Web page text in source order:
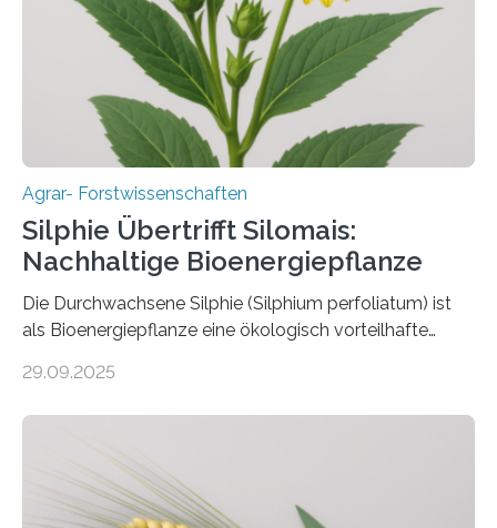
Gießen (JLU) erforscht die Arbeitsgruppe von Prof. Dr.
Marc F. Schetelig am Institut für
Insektenbiotechnologie neue biologische und
biotechnologische Verfahren zur…
Agrar- Forstwissenschaften
Silphie Übertrifft Silomais:
Nachhaltige Bioenergiepflanze
Die Durchwachsene Silphie (Silphium perfoliatum) ist
als Bioenergiepflanze eine ökologisch vorteilhafte
mehrjährigen Vergleichsstudie von Forschenden der
nach nachhaltigen Alternativen zur Energiegewinnung
aus landwirtschaftlichen Kulturen ist ein zentrales
Anliegen im Zuge der europäischen Klimaziele, bis
29.09.2025